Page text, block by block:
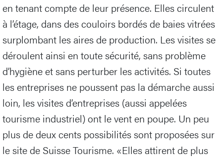
en tenant compte de leur présence. Elles circulent
à l’étage, dans des couloirs bordés de baies vitrées
surplombant les aires de production. Les visites se
déroulent ainsi en toute sécurité, sans problème
d’hygiène et sans perturber les activités. Si toutes
les entreprises ne poussent pas la démarche aussi
loin, les visites d’entreprises (aussi appelées
tourisme industriel) ont le vent en poupe. Un peu
plus de deux cents possibilités sont proposées sur
le site de Suisse Tourisme. «Elles attirent de plus